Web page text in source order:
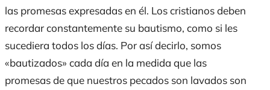
las promesas expresadas en él. Los cristianos deben
recordar constantemente su bautismo, como si les
sucediera todos los días. Por así decirlo, somos
«bautizados» cada día en la medida que las
promesas de que nuestros pecados son lavados son